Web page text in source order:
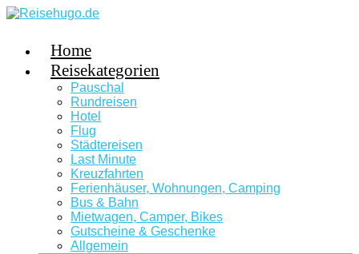
Home
Reisekategorien
Pauschal
Rundreisen
Hotel
Flug
Städtereisen
Last Minute
Kreuzfahrten
Ferienhäuser, Wohnungen, Camping
Bus & Bahn
Mietwagen, Camper, Bikes
Gutscheine & Geschenke
Allgemein